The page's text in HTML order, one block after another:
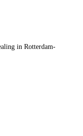
in Rotterdam-